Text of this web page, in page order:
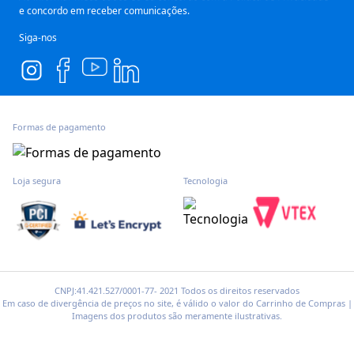
e concordo em receber comunicações.
Siga-nos
Formas de pagamento
Loja segura Tecnologia
Em caso de divergência de preços no site, é válido o valor do Carrinho de Compras |
Imagens dos produtos são meramente ilustrativas.
CNPJ:41.421.527/0001-77- 2021 Todos os direitos reservados